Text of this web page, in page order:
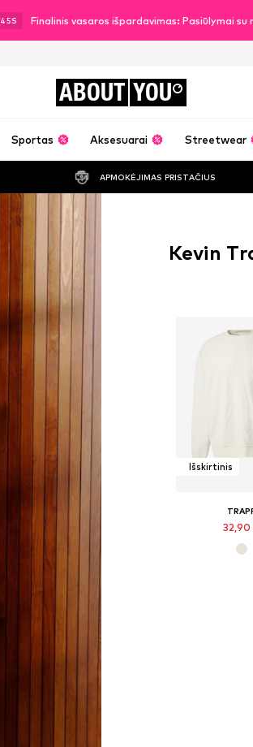
44S Finalinis vasaros išpardavimas: Pasiūlymai su
ABOUT YOU
Sportas Aksesuarai Streetwear
APMOKĖJIMAS PRISTAČIUS
Kevin
Išskirtinis
32,90